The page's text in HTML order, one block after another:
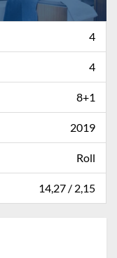
4
4
8+1
2019
Roll
14,27 / 2,15